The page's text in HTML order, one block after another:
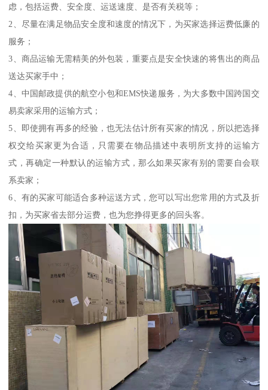
虑，包括运费、安全度、运送速度、是否有关税等；
2、尽量在满足物品安全度和速度的情况下，为买家选择运费低廉的
服务；
3、商品运输无需精美的外包装，重要点是安全快速的将售出的商品
送达买家手中；
4、中国邮政提供的航空小包和EMS快递服务，为大多数中国跨国交
易卖家采用的运输方式；
5、即使拥有再多的经验，也无法估计所有买家的情况，所以把选择
权交给买家更为合适，只需要在物品描述中表明所支持的运输方
式，再确定一种默认的运输方式，那么如果买家有别的需要自会联
系卖家；
6、有的买家可能适合多种运送方式，您可以写出您常用的方式及折
扣，为买家省去部分运费，也为您挣得更多的回头客。